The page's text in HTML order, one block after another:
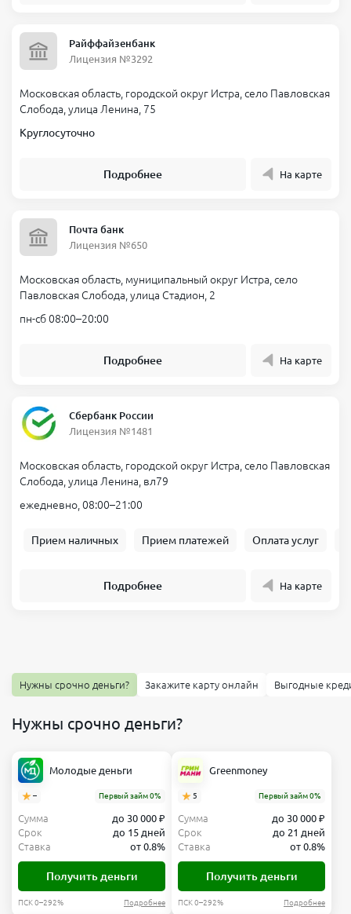
Райффайзенбанк
Лицензия №3292
Московская область, городской округ Истра, село Павловская
Слобода, улица Ленина, 75
Круглосуточно
Подробнее На карте
Почта банк
Лицензия №650
Московская область, муниципальный округ Истра, село
Павловская Слобода, улица Стадион, 2
пн-сб 08:00–20:00
Подробнее На карте
Сбербанк России
Лицензия №1481
Московская область, городской округ Истра, село Павловская
Слобода, улица Ленина, вл79
ежедневно, 08:00–21:00
Прием наличных Прием платежей Оплата услуг
Подробнее На карте
Нужны срочно деньги? Закажите карту онлайн Выгодные
Нужны срочно деньги?
Молодые деньги
– Первый займ 0%
Сумма
до 30 000 ₽
Срок
до 15 дней
Ставка
от 0.8%
Получить деньги
ПСК 0–292% Подробнее
Greenmoney
5 Первый займ 0%
Сумма
до 30 000 ₽
Срок
до 21 дней
Ставка
от 0.8%
Получить деньги
ПСК 0–292% Подробнее